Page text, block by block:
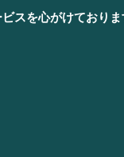
スを心がけておりま